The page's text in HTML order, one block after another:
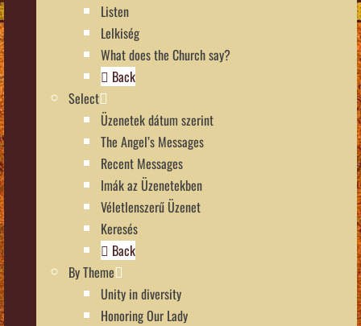
Listen
Lelkiség
What does the Church say?
Back
Select
Üzenetek dátum szerint
The Angel’s Messages
Recent Messages
Imák az Üzenetekben
Véletlenszerű Üzenet
Keresés
Back
By Theme
Unity in diversity
Honoring Our Lady